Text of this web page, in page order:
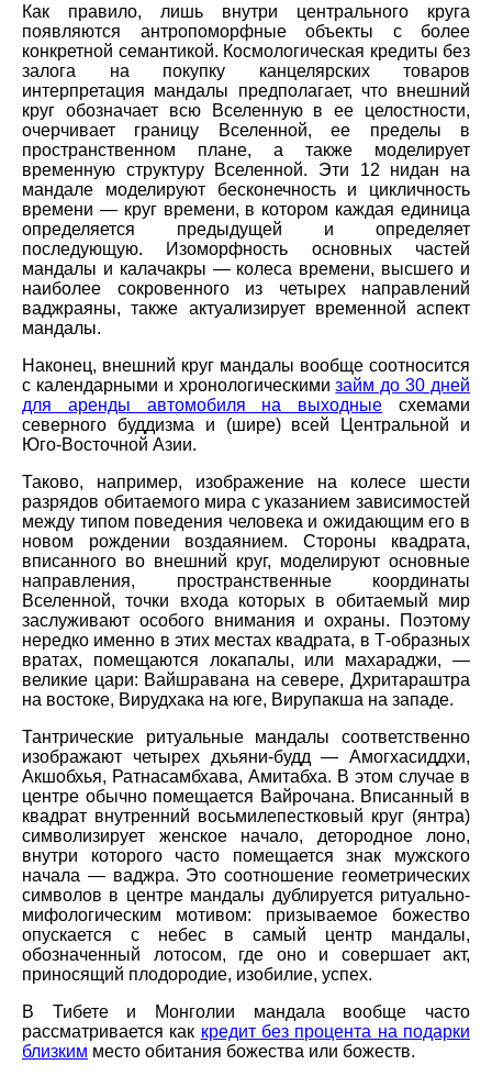
Как правило, лишь внутри центрального круга
появляются антропоморфные объекты с более
конкретной семантикой. Космологическая кредиты без
залога на покупку канцелярских товаров
интерпретация мандалы предполагает, что внешний
круг обозначает всю Вселенную в ее целостности,
очерчивает границу Вселенной, ее пределы в
пространственном плане, а также моделирует
временную структуру Вселенной. Эти 12 нидан на
мандале моделируют бесконечность и цикличность
времени — круг времени, в котором каждая единица
определяется предыдущей и определяет
последующую. Изоморфность основных частей
мандалы и калачакры — колеса времени, высшего и
наиболее сокровенного из четырех направлений
ваджраяны, также актуализирует временной аспект
мандалы.
Наконец, внешний круг мандалы вообще соотносится
с календарными и хронологическимизайм до 30 дней
для аренды автомобиля на выходные схемами
северного буддизма и (шире) всей Центральной и
Юго-Восточной Азии.
Таково, например, изображение на колесе шести
разрядов обитаемого мира с указанием зависимостей
между типом поведения человека и ожидающим его в
новом рождении воздаянием. Стороны квадрата,
вписанного во внешний круг, моделируют основные
направления, пространственные координаты
Вселенной, точки входа которых в обитаемый мир
заслуживают особого внимания и охраны. Поэтому
нередко именно в этих местах квадрата, в Т-образных
вратах, помещаются локапалы, или махараджи, —
великие цари: Вайшравана на севере, Дхритараштра
на востоке, Вирудхака на юге, Вирупакша на западе.
Тантрические ритуальные мандалы соответственно
изображают четырех дхьяни-будд — Амогхасиддхи,
Акшобхья, Ратнасамбхава, Амитабха. В этом случае в
центре обычно помещается Вайрочана. Вписанный в
квадрат внутренний восьмилепестковый круг (янтра)
символизирует женское начало, детородное лоно,
внутри которого часто помещается знак мужского
начала — ваджра. Это соотношение геометрических
символов в центре мандалы дублируется ритуально-
мифологическим мотивом: призываемое божество
опускается с небес в самый центр мандалы,
обозначенный лотосом, где оно и совершает акт,
приносящий плодородие, изобилие, успех.
В Тибете и Монголии мандала вообще часто
рассматривается как кредит без процента на подарки
близким место обитания божества или божеств.